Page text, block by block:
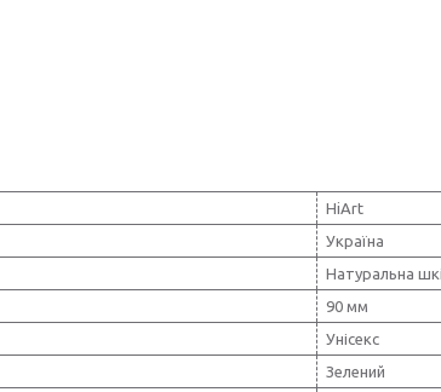
HiArt
Україна
Натуральна
90 мм
Унісекс
Зелений